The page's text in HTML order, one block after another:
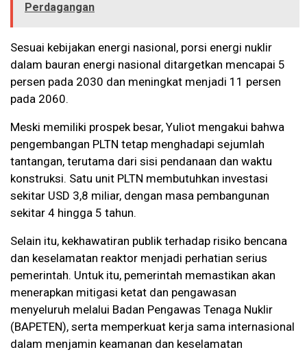
Perdagangan
Sesuai kebijakan energi nasional, porsi energi nuklir
dalam bauran energi nasional ditargetkan mencapai 5
persen pada 2030 dan meningkat menjadi 11 persen
pada 2060.
Meski memiliki prospek besar, Yuliot mengakui bahwa
pengembangan PLTN tetap menghadapi sejumlah
tantangan, terutama dari sisi pendanaan dan waktu
konstruksi. Satu unit PLTN membutuhkan investasi
sekitar USD 3,8 miliar, dengan masa pembangunan
sekitar 4 hingga 5 tahun.
Selain itu, kekhawatiran publik terhadap risiko bencana
dan keselamatan reaktor menjadi perhatian serius
pemerintah. Untuk itu, pemerintah memastikan akan
menerapkan mitigasi ketat dan pengawasan
menyeluruh melalui Badan Pengawas Tenaga Nuklir
(BAPETEN), serta memperkuat kerja sama internasional
dalam menjamin keamanan dan keselamatan